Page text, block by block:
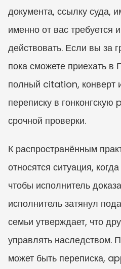
документа, ссылку суда,
именно от вас требуется
действовать. Если вы за
пока сможете приехать в
полный citation, конверт
переписку в
срочной проверки.
К распространённым
относятся ситуация,
чтобы исполнитель
исполнитель затянул
семьи утверждает, что
управлять наследством.
может быть переписка,